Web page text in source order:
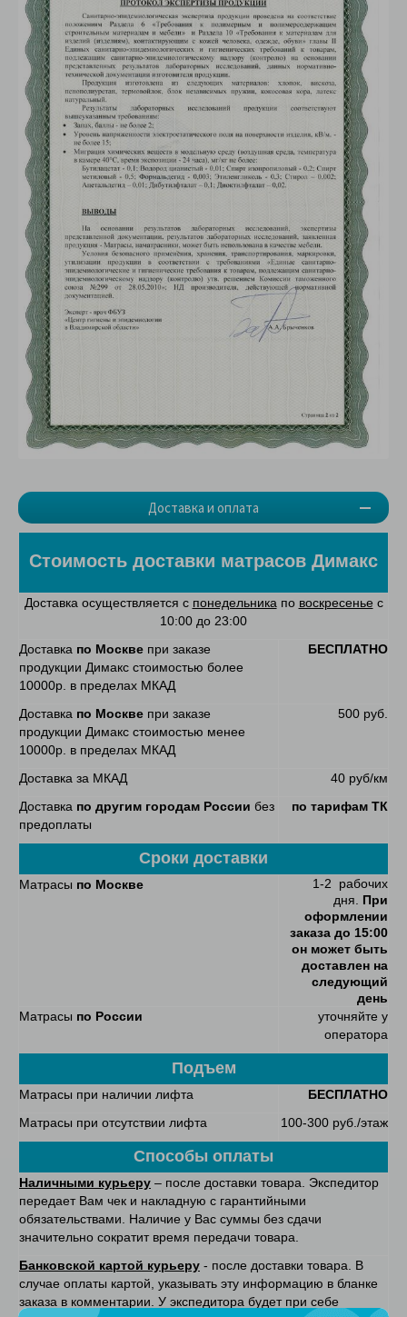
Доставка и оплата
Стоимость доставки матрасов Димакс
Доставка осуществляется с понедельникапо воскресенье с
10:00 до 23:00
Доставка по Москве при заказе
продукции Димакс стоимостью более
10000р. в пределах МКАД
БЕСПЛАТНО
Доставка по Москве при заказе
продукции Димакс стоимостью менее
10000р. в пределах МКАД
500 руб.
Доставка за МКАД
40 руб/км
Доставка по другим городам России без
предоплаты
по тарифам ТК
Сроки доставки
Матрасы по Москве
1-2 рабочих
дня. При
оформлении
заказа до 15:00
он может быть
доставлен на
следующий
день
Матрасы по России
уточняйте у
оператора
Подъем
Матрасы при наличии лифта
БЕСПЛАТНО
Матрасы при отсутствии лифта
100-300 руб./этаж
Способы оплаты
Наличными курьеру – после доставки товара. Экспедитор
передает Вам чек и накладную с гарантийными
обязательствами. Наличие у Вас суммы без сдачи
значительно сократит время передачи товара.
Банковской картой курьеру - после доставки товара. В
случае оплаты картой, указывать эту информацию в бланке
заказа в комментарии. У экспедитора будет при себе